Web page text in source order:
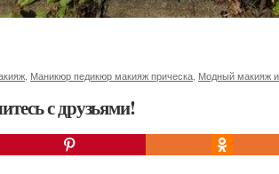
Маникюр педикюр макияж прическа Модный макияж
с друзьями!